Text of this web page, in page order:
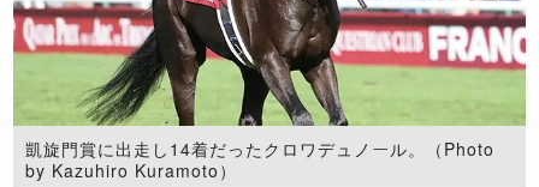
凱旋門賞に出走し14着だったクロワデュノール。（Photo
by Kazuhiro Kuramoto）